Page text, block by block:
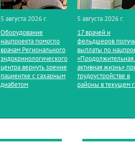
5 августа 2026 г.
Оборудование
нацпроекта помогло
врачам Регионального
эндокринологического
центра вернуть зрение
пациентке с сахарным
диабетом
5 августа 2026 г.
17 врачей и
фельдшеров
выплаты по
«Продолжительная
активная жизнь»
трудоустройстве в
районы в текущем